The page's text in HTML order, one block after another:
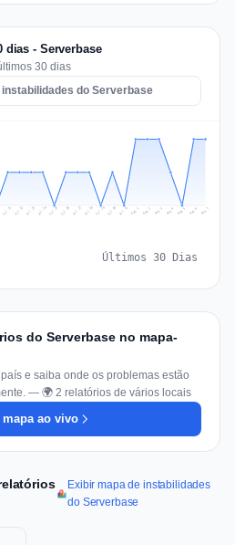
dias - Serverbase
30 dias
instabilidades do Serverbase
Jul 21 Jul 22 Jul 23 Jul 24 Jul 25 Jul 26 Jul 27 Jul 28 Jul 29 Jul 30 Jul 31 Aug 1 Aug 2 Aug 3 Aug 4 Aug 5 Aug 6 Aug 7
Últimos 30 Dias
do Serverbase no mapa-
e saiba onde os problemas estão
— 🌍 2 relatórios de vários locais
ao vivo
Exibir mapa de instabilidades
do Serverbase